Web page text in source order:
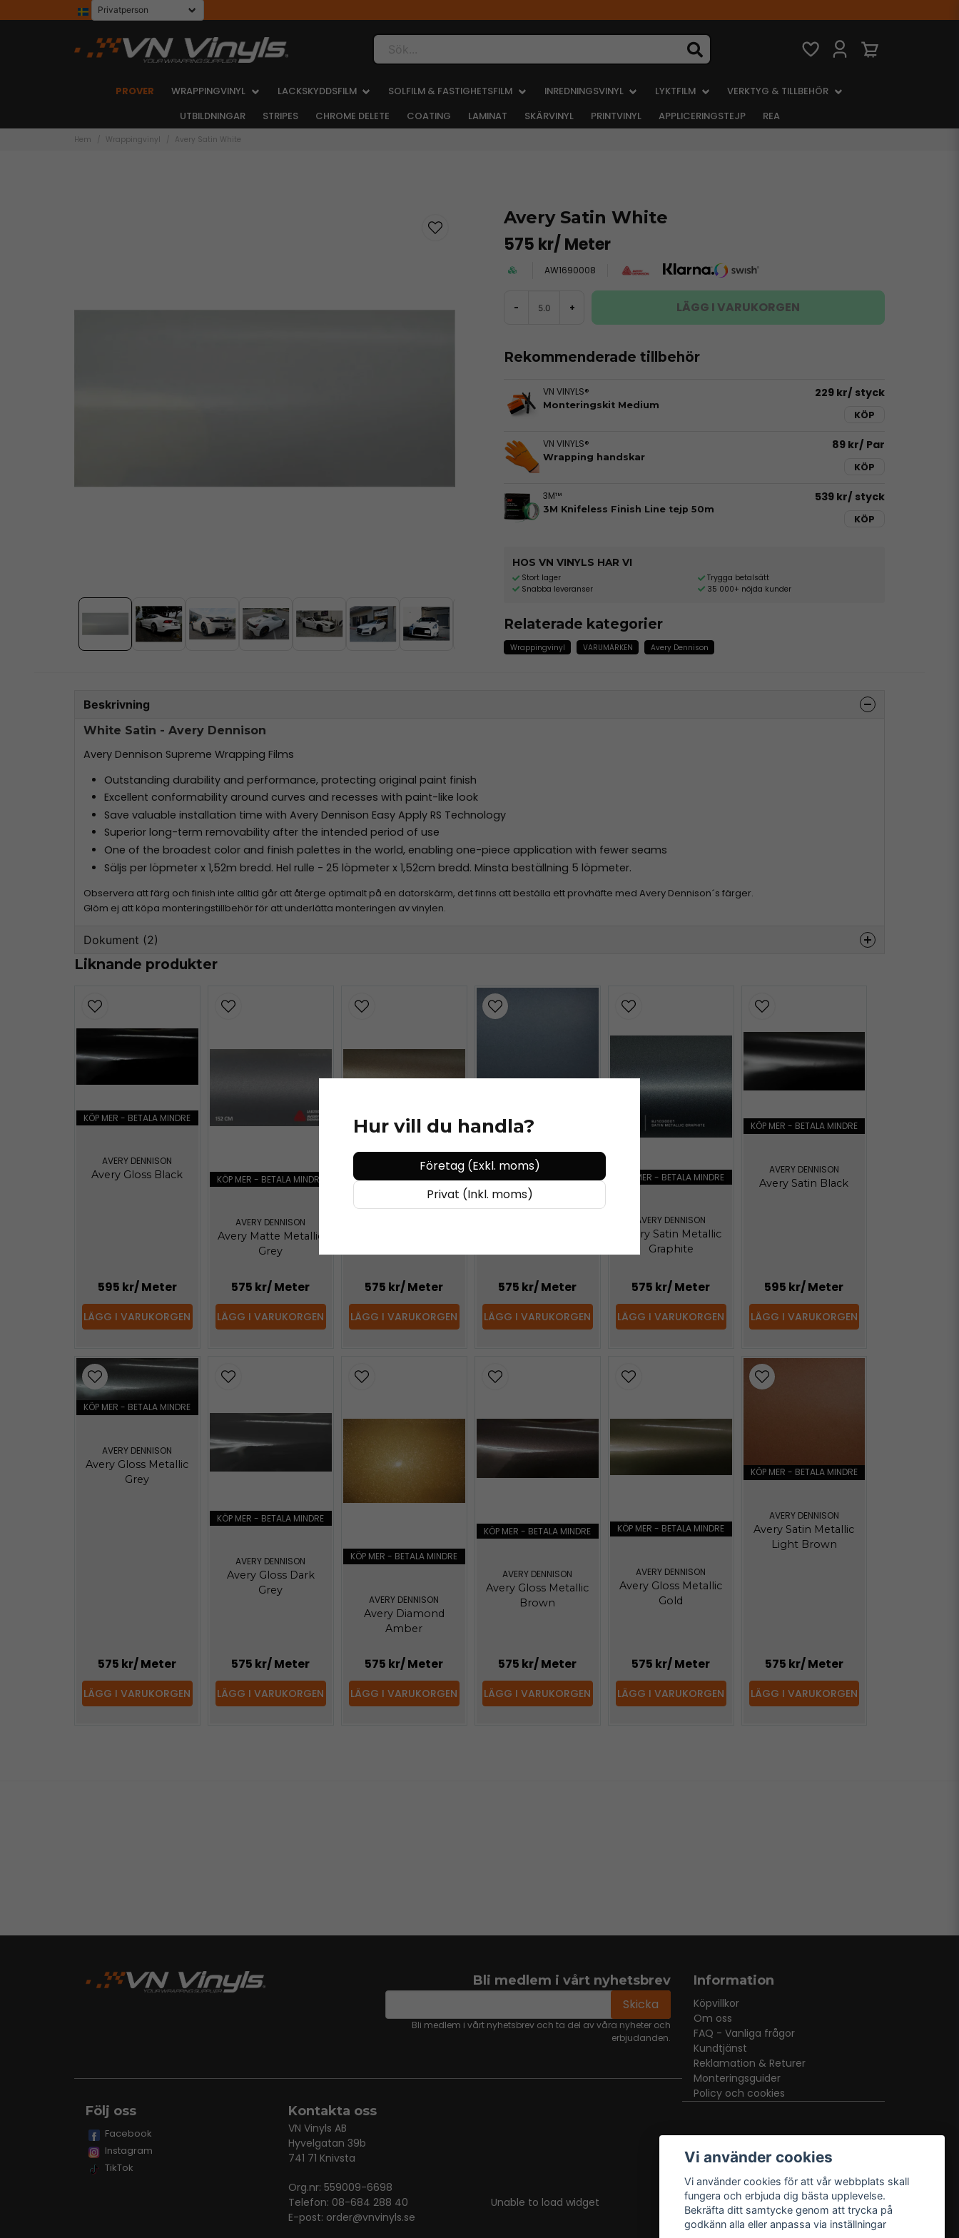
Sök...
PROVER WRAPPINGVINYL LACKSKYDDSFILM SOLFILM & FASTIGHETSFILM INREDNINGSVINYL LYKTFILM
VERKTYG & TILLBEHÖR
UTBILDNINGAR
STRIPES CHROME DELETE COATING LAMINAT SKÄRVINYL PRINTVINYL APPLICERINGSTEJP REA
Hem Wrappingvinyl Avery Satin White
Avery Satin White
575 kr/ Meter
AW1690008
- + LÄGG I VARUKORGEN
Rekommenderade tillbehör
VN VINYLS®
Monteringskit Medium
229 kr/ styck
KÖP
VN VINYLS®
Wrapping handskar
89 kr/ Par
KÖP
3M™
3M Knifeless Finish Line tejp 50m
539 kr/ styck
KÖP
HOS VN VINYLS HAR VI
Stort lager
Snabba leveranser
Trygga betalsätt
35 000+ nöjda kunder
Relaterade kategorier
Wrappingvinyl VARUMÄRKEN Avery Dennison
Beskrivning
White Satin - Avery Dennison
Avery Dennison Supreme Wrapping Films
Outstanding durability and performance, protecting original paint finish
Excellent conformability around curves and recesses with paint-like look
Save valuable installation time with Avery Dennison Easy Apply RS Technology
Superior long-term removability after the intended period of use
One of the broadest color and finish palettes in the world, enabling one-piece application with fewer seams
Säljs per löpmeter x 1,52m bredd. Hel rulle - 25 löpmeter x 1,52cm bredd. Minsta beställning 5 löpmeter.
Observera att färg och finish inte alltid går att återge optimalt på en datorskärm, det finns att beställa ett provhäfte med Avery Dennison´s färger.
Glöm ej att köpa monteringstillbehör för att underlätta monteringen av vinylen.
Dokument (2)
avery-colours.pdf
avery-supreme-information.pdf
303.73 KB
Hämta
Liknande produkter
KÖP MER - BETALA MINDRE
AVERY DENNISON
Avery Gloss Black
595 kr/ Meter
LÄGG I VARUKORGEN
KÖP MER - BETALA MINDRE
AVERY DENNISON
Avery Matte Metallic
Grey
575 kr/ Meter
LÄGG I VARUKORGEN
KÖP MER - BETALA MINDRE
AVERY DENNISON
575 kr/ Meter
LÄGG I VARUKORGEN
Avery Satin Metallic
Grey Blue
575 kr/ Meter
LÄGG I VARUKORGEN
KÖP MER - BETALA MINDRE
AVERY DENNISON
Avery Satin Metallic
Graphite
575 kr/ Meter
LÄGG I VARUKORGEN
KÖP MER - BETALA MINDRE
AVERY DENNISON
Avery Satin Black
595 kr/ Meter
LÄGG I VARUKORGEN
KÖP MER - BETALA MINDRE
AVERY DENNISON
Avery Gloss Metallic
Grey
575 kr/ Meter
LÄGG I VARUKORGEN
KÖP MER - BETALA MINDRE
AVERY DENNISON
Avery Gloss Dark
Grey
575 kr/ Meter
LÄGG I VARUKORGEN
KÖP MER - BETALA MINDRE
AVERY DENNISON
Avery Diamond
Amber
575 kr/ Meter
LÄGG I VARUKORGEN
KÖP MER - BETALA MINDRE
AVERY DENNISON
Avery Gloss Metallic
Brown
575 kr/ Meter
LÄGG I VARUKORGEN
KÖP MER - BETALA MINDRE
AVERY DENNISON
Avery Gloss Metallic
Gold
575 kr/ Meter
LÄGG I VARUKORGEN
KÖP MER - BETALA MINDRE
AVERY DENNISON
Avery Satin Metallic
Light Brown
575 kr/ Meter
LÄGG I VARUKORGEN
Hur vill du handla?
Företag (Exkl. moms)
Privat (Inkl. moms)
Bli medlem i vårt nyhetsbrev
email Skicka
Bli medlem i vårt nyhetsbrev och ta del av våra nyheter och
erbjudanden.
Information
Köpvillkor
Om oss
FAQ - Vanliga frågor
Kundtjänst
Reklamation & Returer
Monteringsguider
Policy och cookies
Följ oss
Facebook
Instagram
TikTok
Kontakta oss
VN Vinyls AB
Hyvelgatan 39b
741 71 Knivsta
Org.nr: 559009-6698
Telefon: 08-684 288 40
E-post: order@vnvinyls.se
Unable to load widget
Vi använder cookies
Vi använder cookies för att vår webbplats skall
fungera och erbjuda dig bästa upplevelse.
Bekräfta ditt samtycke genom att trycka på
godkänn alla eller anpassa via inställningar